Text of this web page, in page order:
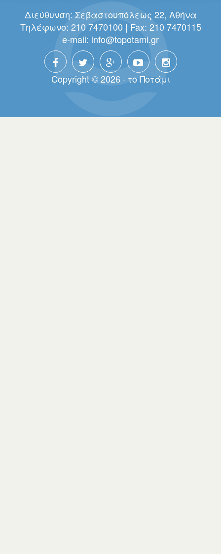
Διεύθυνση: Σεβαστουπόλεως 22, Αθήνα
Τηλέφωνο: 210 7470100 | Fax: 210 7470115
e-mail: info@topotami.gr
Copyright © 2026 · τo Πoτάμι